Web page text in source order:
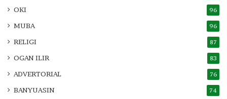
OKI 96
MUBA 96
RELIGI 87
OGAN ILIR 83
ADVERTORIAL 76
BANYUASIN 74